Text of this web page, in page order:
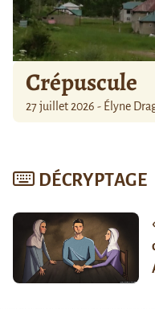
Crépuscule
27 juillet 2026 - Élyne
DÉCRYPTAGE